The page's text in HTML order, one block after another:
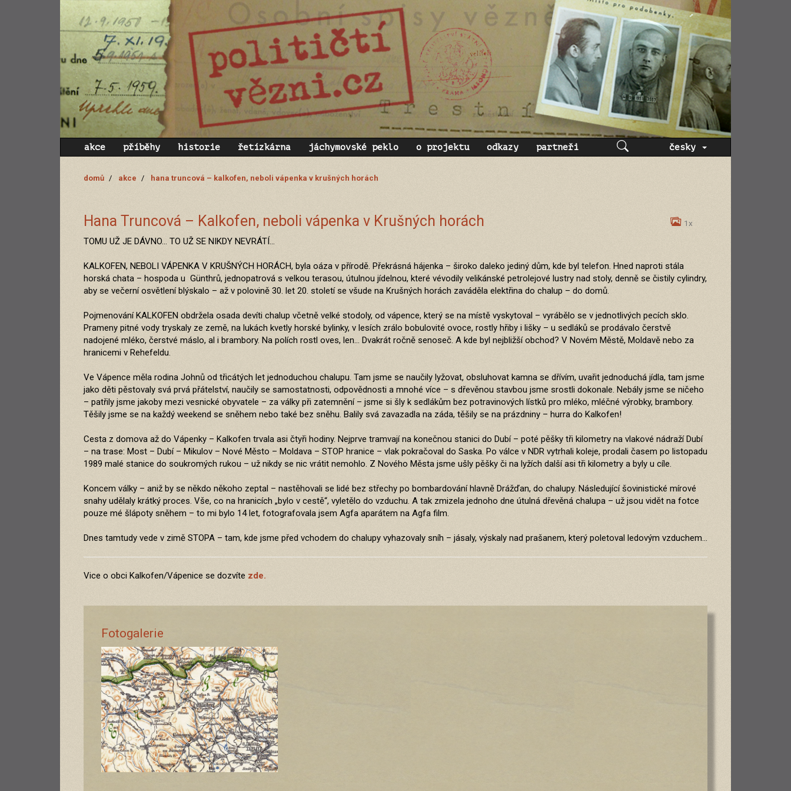
akce příběhy historie řetízkárna jáchymovské peklo o projektu odkazy partneři česky
domů akce hana truncová – kalkofen, neboli vápenka v krušných horách
Hana Truncová – Kalkofen, neboli vápenka v Krušných horách 1x
TOMU UŽ JE DÁVNO... TO UŽ SE NIKDY NEVRÁTÍ…
KALKOFEN, NEBOLI VÁPENKA V KRUŠNÝCH HORÁCH, byla oáza v přírodě. Překrásná hájenka – široko daleko jediný dům, kde byl telefon. Hned naproti stála
horská chata – hospoda u Günthrů, jednopatrová s velkou terasou, útulnou jídelnou, které vévodily velikánské petrolejové lustry nad stoly, denně se čistily cylindry,
aby se večerní osvětlení blýskalo – až v polovině 30. let 20. století se všude na Krušných horách zaváděla elektřina do chalup – do domů.
Pojmenování KALKOFEN obdržela osada devíti chalup včetně velké stodoly, od vápence, který se na místě vyskytoval – vyrábělo se v jednotlivých pecích sklo.
Prameny pitné vody tryskaly ze země, na lukách kvetly horské bylinky, v lesích zrálo bobulovité ovoce, rostly hřiby i lišky – u sedláků se prodávalo čerstvě
nadojené mléko, čerstvé máslo, al i brambory. Na polích rostl oves, len... Dvakrát ročně senoseč. A kde byl nejbližší obchod? V Novém Městě, Moldavě nebo za
hranicemi v Rehefeldu.
Ve Vápence měla rodina Johnů od třicátých let jednoduchou chalupu. Tam jsme se naučily lyžovat, obsluhovat kamna se dřívím, uvařit jednoduchá jídla, tam jsme
jako děti pěstovaly svá prvá přátelství, naučily se samostatnosti, odpovědnosti a mnohé více – s dřevěnou stavbou jsme srostli dokonale. Nebály jsme se ničeho
– patřily jsme jakoby mezi vesnické obyvatele – za války při zatemnění – jsme si šly k sedlákům bez potravinových lístků pro mléko, mléčné výrobky, brambory.
Těšily jsme se na každý weekend se sněhem nebo také bez sněhu. Balily svá zavazadla na záda, těšily se na prázdniny – hurra do Kalkofen!
Cesta z domova až do Vápenky – Kalkofen trvala asi čtyři hodiny. Nejprve tramvají na konečnou stanici do Dubí – poté pěšky tři kilometry na vlakové nádraží Dubí
– na trase: Most – Dubí – Mikulov – Nové Město – Moldava – STOP hranice – vlak pokračoval do Saska. Po válce v NDR vytrhali koleje, prodali časem po listopadu
1989 malé stanice do soukromých rukou – už nikdy se nic vrátit nemohlo. Z Nového Města jsme ušly pěšky či na lyžích další asi tři kilometry a byly u cíle.
Koncem války – aniž by se někdo někoho zeptal – nastěhovali se lidé bez střechy po bombardování hlavně Drážďan, do chalupy. Následující šovinistické mírové
snahy udělaly krátký proces. Vše, co na hranicích „bylo v cestě“, vyletělo do vzduchu. A tak zmizela jednoho dne útulná dřevěná chalupa – už jsou vidět na fotce
pouze mé šlápoty sněhem – to mi bylo 14 let, fotografovala jsem Agfa aparátem na Agfa film.
Dnes tamtudy vede v zimě STOPA – tam, kde jsme před vchodem do chalupy vyhazovaly sníh – jásaly, výskaly nad prašanem, který poletoval ledovým vzduchem…
Vice o obci Kalkofen/Vápenice se dozvíte zde.
Fotogalerie